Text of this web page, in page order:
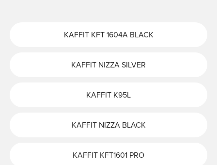
KAFFIT KFT 1604A BLACK
KAFFIT NIZZA SILVER
KAFFIT K95L
KAFFIT NIZZA BLACK
KAFFIT KFT1601 PRO